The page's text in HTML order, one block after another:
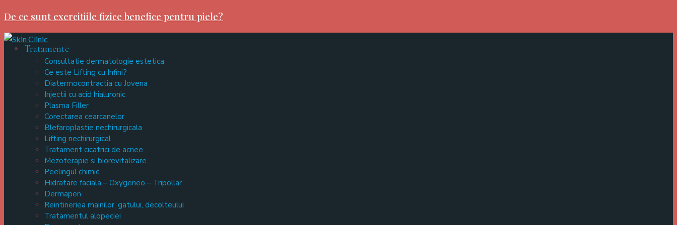
De ce sunt exercitiile fizice benefice pentru piele?
Tratamente
Consultatie dermatologie estetica
Ce este Lifting cu Infini?
Diatermocontractia cu Jovena
Injectii cu acid hialuronic
Plasma Filler
Corectarea cearcanelor
Blefaroplastie nechirurgicala
Lifting nechirurgical
Tratament cicatrici de acnee
Mezoterapie si biorevitalizare
Peelingul chimic
Hidratare faciala – Oxygeneo – Tripollar
Dermapen
Reintineriea mainilor, gatului, decolteului
Tratamentul alopeciei